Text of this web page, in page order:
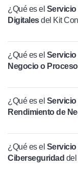
¿Qué es el Servicio
Digitalesdel Kit
¿Qué es el Servicio
Negocio o
¿Qué es el Servicio
Rendimiento de
¿Qué es el Servicio
Ciberseguridad del